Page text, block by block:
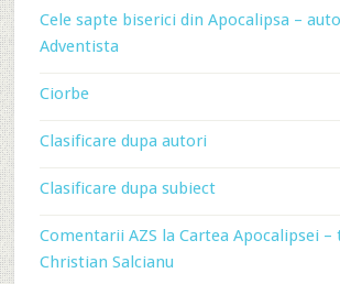
Cele sapte biserici din Apocalipsa –
Adventista
Ciorbe
Clasificare dupa autori
Clasificare dupa subiect
Comentarii AZS la Cartea Apocalipsei –
Christian Salcianu